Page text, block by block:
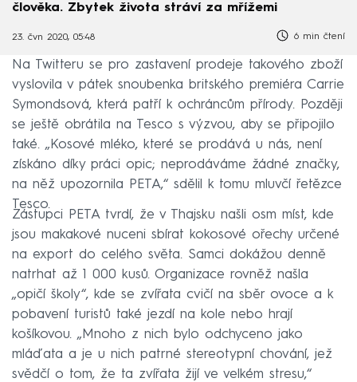
člověka. Zbytek života stráví za mřížemi
23. čvn 2020, 05:48 6 min čtení
Na Twitteru se pro zastavení prodeje takového zboží
vyslovila v pátek snoubenka britského premiéra Carrie
Symondsová, která patří k ochráncům přírody. Později
se ještě obrátila na Tesco s výzvou, aby se připojilo
také. „Kosové mléko, které se prodává u nás, není
získáno díky práci opic; neprodáváme žádné značky,
na něž upozornila PETA,“ sdělil k tomu mluvčí řetězce
Tesco.
Zástupci PETA tvrdí, že v Thajsku našli osm míst, kde
jsou makakové nuceni sbírat kokosové ořechy určené
na export do celého světa. Samci dokážou denně
natrhat až 1 000 kusů. Organizace rovněž našla
„opičí školy“, kde se zvířata cvičí na sběr ovoce a k
pobavení turistů také jezdí na kole nebo hrají
košíkovou. „Mnoho z nich bylo odchyceno jako
mláďata a je u nich patrné stereotypní chování, jež
svědčí o tom, že ta zvířata žijí ve velkém stresu,“